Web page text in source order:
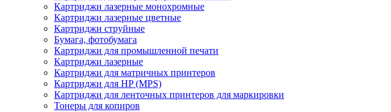
Картриджи лазерные монохромные
Картриджи лазерные цветные
Картриджи струйные
Бумага, фотобумага
Картриджи для промышленной печати
Картриджи лазерные
Картриджи для матричных принтеров
Картриджи для HP (MPS)
Картриджи для ленточных принтеров для маркировки
Тонеры для копиров